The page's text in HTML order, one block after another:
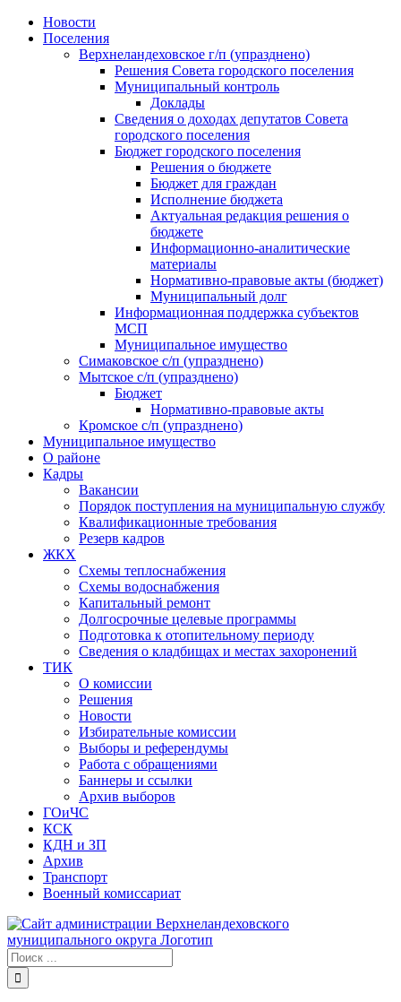
Skip
Новости
Поселения
Верхнеландеховское г/п (упразднено)
Решения Совета городского поселения
Муниципальный контроль
Доклады
Сведения о доходах депутатов Совета
городского поселения
Бюджет городского поселения
Решения о бюджете
Бюджет для граждан
Исполнение бюджета
Актуальная редакция решения о
бюджете
Информационно-аналитические
материалы
Нормативно-правовые акты (бюджет)
Муниципальный долг
Информационная поддержка субъектов
МСП
Муниципальное имущество
Симаковское с/п (упразднено)
Мытское с/п (упразднено)
Бюджет
Нормативно-правовые акты
Кромское с/п (упразднено)
Муниципальное имущество
О районе
Кадры
Вакансии
Порядок поступления на муниципальную службу
Квалификационные требования
Резерв кадров
ЖКХ
Схемы теплоснабжения
Схемы водоснабжения
Капитальный ремонт
Долгосрочные целевые программы
Подготовка к отопительному периоду
Сведения о кладбищах и местах захоронений
ТИК
О комиссии
Решения
Новости
Избирательные комиссии
Выборы и референдумы
Работа с обращениями
Баннеры и ссылки
Архив выборов
ГОиЧС
КСК
КДН и ЗП
Архив
Транспорт
Военный комиссариат
Результат
поиска: